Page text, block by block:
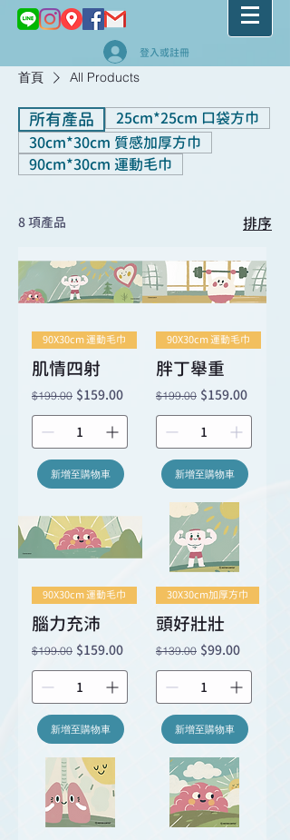
登入或註冊
首頁 All Products
所有產品
25cm*25cm 口袋方巾
30cm*30cm 質感加厚方巾
90cm*30cm 運動毛巾
8 項產品 排序
90X30cm 運動毛巾
肌情四射
一般價格
$199.00 促銷價格
$159.00
新增至購物車
90X30cm 運動毛巾
胖丁舉重
一般價格
$199.00 促銷價格
$159.00
新增至購物車
90X30cm 運動毛巾
腦力充沛
一般價格
$199.00 促銷價格
$159.00
新增至購物車
30X30cm加厚方巾
頭好壯壯
一般價格
$139.00 促銷價格
$99.00
新增至購物車